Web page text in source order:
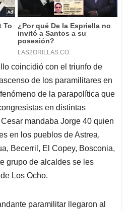
coincidió con el triunfo de
de los paramilitares en
de la parapolítica que
en distintas
mandaba Jorge 40 quien
en los pueblos de Astrea,
Becerril, El Copey, Bosconia,
grupo de alcaldes se les
Los Ocho.
paramilitar llegaron al